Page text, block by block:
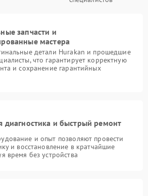
запчасти и
мастера
детали Hurakan и прошедшие
что гарантирует корректную
и сохранение гарантийных
диагностика и быстрый ремонт
и опыт позволяют провести
и восстановление в кратчайшие
время без устройства